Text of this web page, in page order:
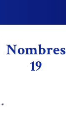
Nombres
19
*